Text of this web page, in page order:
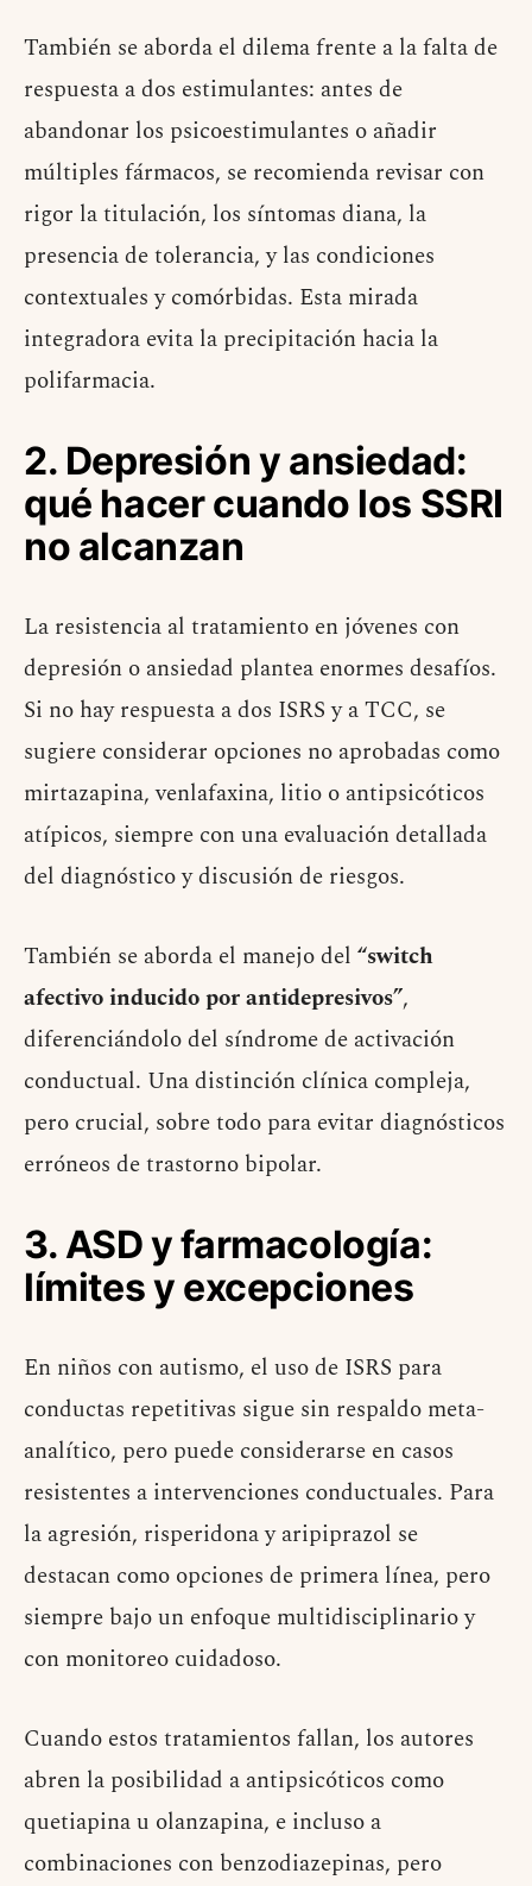
También se aborda el dilema frente a la falta de
respuesta a dos estimulantes: antes de
abandonar los psicoestimulantes o añadir
múltiples fármacos, se recomienda revisar con
rigor la titulación, los síntomas diana, la
presencia de tolerancia, y las condiciones
contextuales y comórbidas. Esta mirada
integradora evita la precipitación hacia la
polifarmacia.
2. Depresión y ansiedad:
qué hacer cuando los SSRI
no alcanzan
La resistencia al tratamiento en jóvenes con
depresión o ansiedad plantea enormes desafíos.
Si no hay respuesta a dos ISRS y a TCC, se
sugiere considerar opciones no aprobadas como
mirtazapina, venlafaxina, litio o antipsicóticos
atípicos, siempre con una evaluación detallada
del diagnóstico y discusión de riesgos.
También se aborda el manejo del “switch
afectivo inducido por antidepresivos”,
diferenciándolo del síndrome de activación
conductual. Una distinción clínica compleja,
pero crucial, sobre todo para evitar diagnósticos
erróneos de trastorno bipolar.
3. ASD y farmacología:
límites y excepciones
En niños con autismo, el uso de ISRS para
conductas repetitivas sigue sin respaldo meta-
analítico, pero puede considerarse en casos
resistentes a intervenciones conductuales. Para
la agresión, risperidona y aripiprazol se
destacan como opciones de primera línea, pero
siempre bajo un enfoque multidisciplinario y
con monitoreo cuidadoso.
Cuando estos tratamientos fallan, los autores
abren la posibilidad a antipsicóticos como
quetiapina u olanzapina, e incluso a
combinaciones con benzodiazepinas, pero